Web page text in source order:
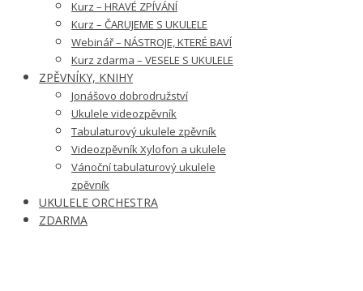
Kurz – HRAVÉ ZPÍVÁNÍ
Kurz – ČARUJEME S UKULELE
Webinář – NÁSTROJE, KTERÉ BAVÍ
Kurz zdarma – VESELE S UKULELE
ZPĚVNÍKY, KNIHY
Jonášovo dobrodružství
Ukulele videozpěvník
Tabulaturový ukulele zpěvník
Videozpěvník Xylofon a ukulele
Vánoční tabulaturový ukulele
zpěvník
UKULELE ORCHESTRA
ZDARMA